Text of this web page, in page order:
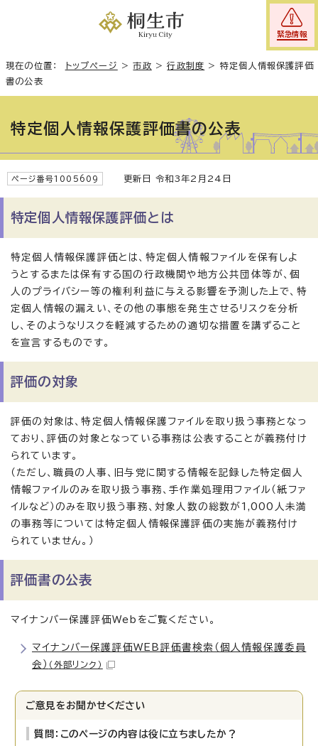
緊急情報
現在の位置： トップページ >市政 >行政制度 > 特定個人情報保護評価
書の公表
特定個人情報保護評価書の公表
ページ番号1005609 更新日 令和3年2月24日
特定個人情報保護評価とは
特定個人情報保護評価とは、特定個人情報ファイルを保有しよ
うとするまたは保有する国の行政機関や地方公共団体等が、個
人のプライバシー等の権利利益に与える影響を予測した上で、特
定個人情報の漏えい、その他の事態を発生させるリスクを分析
し、そのようなリスクを軽減するための適切な措置を講ずること
を宣言するものです。
評価の対象
評価の対象は、特定個人情報保護ファイルを取り扱う事務となっ
ており、評価の対象となっている事務は公表することが義務付け
られています。
（ただし、職員の人事、旧与党に関する情報を記録した特定個人
情報ファイルのみを取り扱う事務、手作業処理用ファイル（紙ファ
イルなど）のみを取り扱う事務、対象人数の総数が1,000人未満
の事務等については特定個人情報保護評価の実施が義務付け
られていません。）
評価書の公表
マイナンバー保護評価Webをご覧ください。
マイナンバー保護評価WEB評価書検索（個人情報保護委員
会） （外部リンク）
ご意見をお聞かせください
質問：このページの内容は役に立ちましたか？